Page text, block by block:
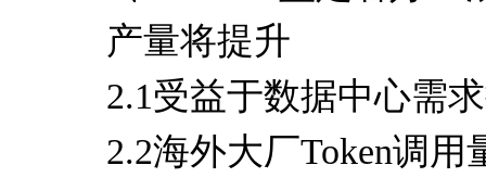
产量将提升
2.1受益于数据中心需
2.2海外大厂Token调